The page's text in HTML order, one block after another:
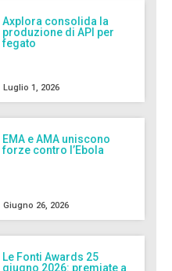
Axplora consolida la
produzione di API per
fegato
Luglio 1, 2026
EMA e AMA uniscono
forze contro l’Ebola
Giugno 26, 2026
Le Fonti Awards 25
giugno 2026: premiate a